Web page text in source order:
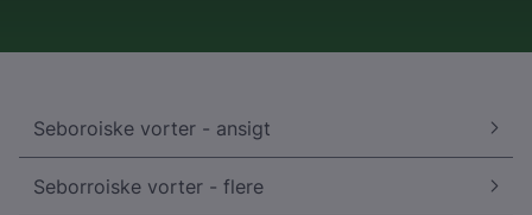
Seboroiske vorter - ansigt
Seborroiske vorter - flere